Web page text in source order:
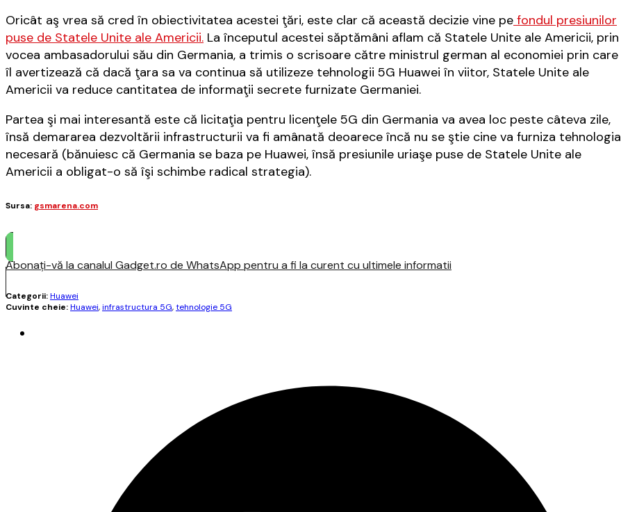
Oricât aş vrea să cred în obiectivitatea acestei ţări, este clar că această decizie vine pe fondul presiunilor
puse de Statele Unite ale Americii. La începutul acestei săptămâni aflam că Statele Unite ale Americii, prin
vocea ambasadorului său din Germania, a trimis o scrisoare către ministrul german al economiei prin care
îl avertizează că dacă ţara sa va continua să utilizeze tehnologii 5G Huawei în viitor, Statele Unite ale
Americii va reduce cantitatea de informaţii secrete furnizate Germaniei.
Partea şi mai interesantă este că licitaţia pentru licenţele 5G din Germania va avea loc peste câteva zile,
însă demararea dezvoltării infrastructurii va fi amânată deoarece încă nu se ştie cine va furniza tehnologia
necesară (bănuiesc că Germania se baza pe Huawei, însă presiunile uriaşe puse de Statele Unite ale
Americii a obligat-o să îşi schimbe radical strategia).
Sursa: gsmarena.com
Abonați-vă la canalul Gadget.ro de WhatsApp pentru a fi la curent cu ultimele informatii
Categorii:Huawei
Cuvinte cheie:Huawei,infrastructura 5G,tehnologie 5G